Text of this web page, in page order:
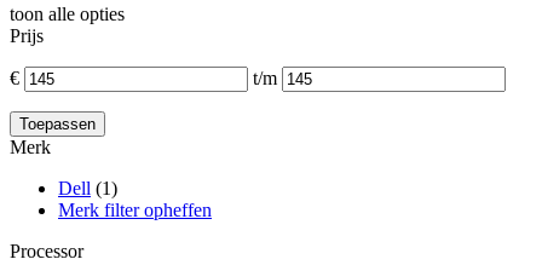
toon alle opties
Prijs
€ t/m
Merk
Dell (1)
Merk filter opheffen
Processor